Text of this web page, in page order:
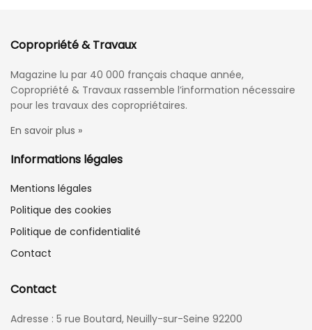
Copropriété & Travaux
Magazine lu par 40 000 français chaque année,
Copropriété & Travaux rassemble l’information nécessaire
pour les travaux des copropriétaires.
En savoir plus »
Informations légales
Mentions légales
Politique des cookies
Politique de confidentialité
Contact
Contact
Adresse : 5 rue Boutard, Neuilly-sur-Seine 92200